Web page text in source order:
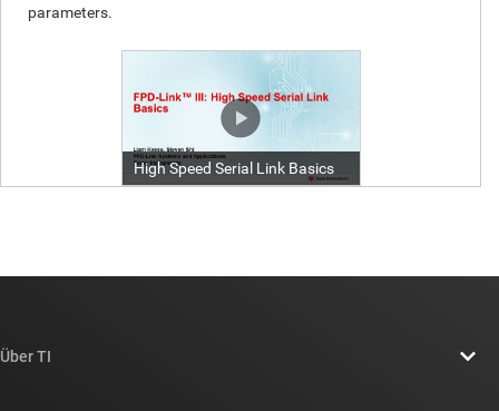
Über TI